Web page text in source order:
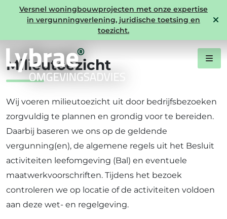
Versnel woningbouwprojecten met onze expertise
in vergunningverlening, juridische toetsing en
toezicht.
Expertise Milieu
Milieutoezicht
Wij voeren milieutoezicht uit door bedrijfsbezoeken
zorgvuldig te plannen en grondig voor te bereiden.
Daarbij baseren we ons op de geldende
vergunning(en), de algemene regels uit het Besluit
activiteiten leefomgeving (Bal) en eventuele
maatwerkvoorschriften. Tijdens het bezoek
controleren we op locatie of de activiteiten voldoen
aan deze wet- en regelgeving.